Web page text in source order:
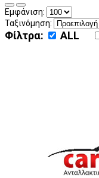
Εμφάνιση:
Ταξινόμηση:
Φίλτρα: ALL